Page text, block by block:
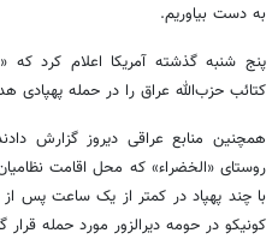
به دست بیاوریم.
پنج شنبه گذشته آمریکا اعلام کرد که «
کتائب حزب‌الله عراق را در حمله پهپادی
همچنین منابع عراقی دیروز گزارش
روستای «الخضراء» که محل اقامت
با چند پهپاد در کمتر از یک ساعت پس از
کونیکو در حومه دیرالزور مورد حمله قرار